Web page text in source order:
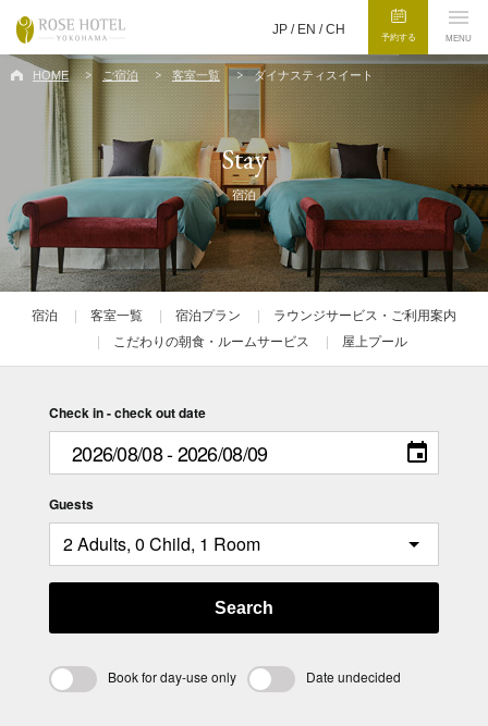
JP / EN /CH
予約する MENU
HOME ご宿泊 客室一覧 ダイナスティスイート
Stay
宿泊
宿泊 客室一覧 宿泊プラン
ラウンジサービス・ご利用案内
こだわりの朝食・ルームサービス
屋上プール
Check in - check out date
Guests
Search
Book for day-use only Date undecided